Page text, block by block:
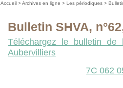
Accueil >Archives en ligne >Les périodiques >
Bulletin SHVA,
Téléchargez le bulletin
Aubervilliers
7C 062